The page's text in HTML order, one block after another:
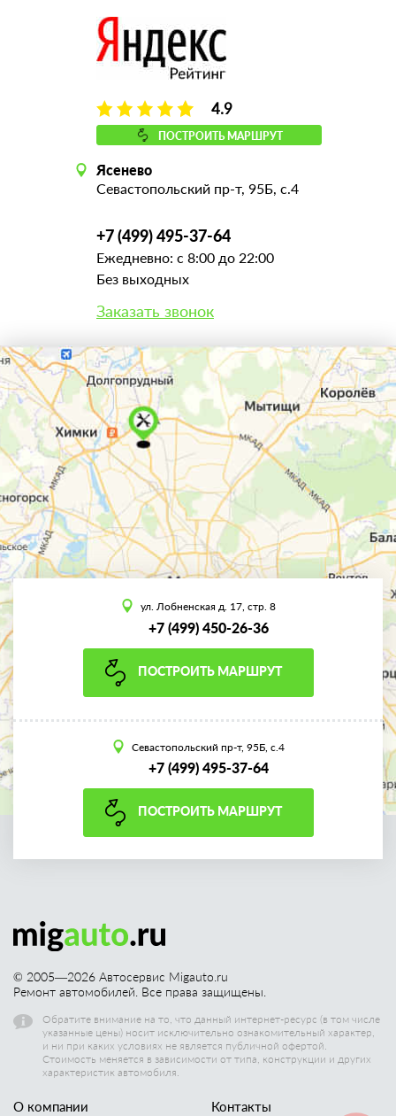
4.9
ПОСТРОИТЬ МАРШРУТ
Ясенево
Севастопольский пр-т, 95Б, с.4
+7 (499) 495-37-64
Ежедневно: с 8:00 до 22:00
Без выходных
Заказать звонок
ул. Лобненская д. 17, стр. 8
+7 (499) 450-26-36
ПОСТРОИТЬ МАРШРУТ
Севастопольский пр-т, 95Б, с.4
+7 (499) 495-37-64
ПОСТРОИТЬ МАРШРУТ
© 2005—2026 Автосервис Migauto.ru
Ремонт автомобилей. Все права защищены.
Обратите внимание на то, что данный интернет-ресурс (в том числе
указанные цены) носит исключительно ознакомительный характер,
и ни при каких условиях не является публичной офертой.
Стоимость меняется в зависимости от типа, конструкции и других
характеристик автомобиля.
О компании Контакты